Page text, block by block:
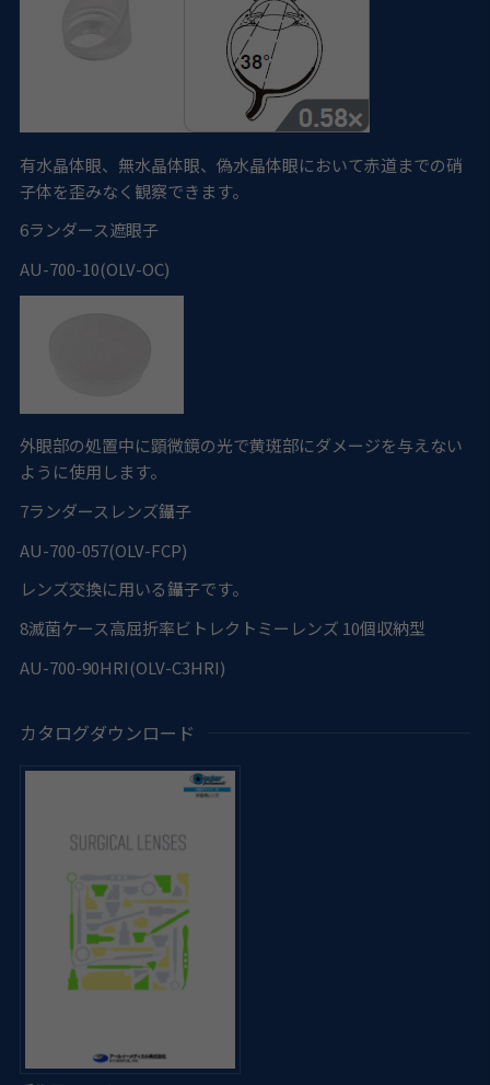
有水晶体眼、無水晶体眼、偽水晶体眼において赤道までの硝
子体を歪みなく観察できます。
6ランダース遮眼子
AU-700-10(OLV-OC)
外眼部の処置中に顕微鏡の光で黄斑部にダメージを与えない
ように使用します。
7ランダースレンズ鑷子
AU-700-057(OLV-FCP)
レンズ交換に用いる鑷子です。
8滅菌ケース高屈折率ビトレクトミーレンズ 10個収納型
AU-700-90HRI(OLV-C3HRI)
カタログダウンロード